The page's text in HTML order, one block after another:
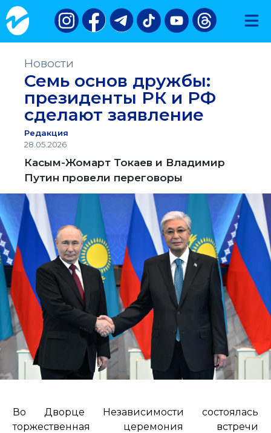
Новости
Семь основ дружбы:
президенты РК и РФ
сделают заявление
Редакция
28.05.2026
Касым-Жомарт Токаев и Владимир
Путин провели переговоры
Во Дворце Независимости состоялась
торжественная церемония встречи